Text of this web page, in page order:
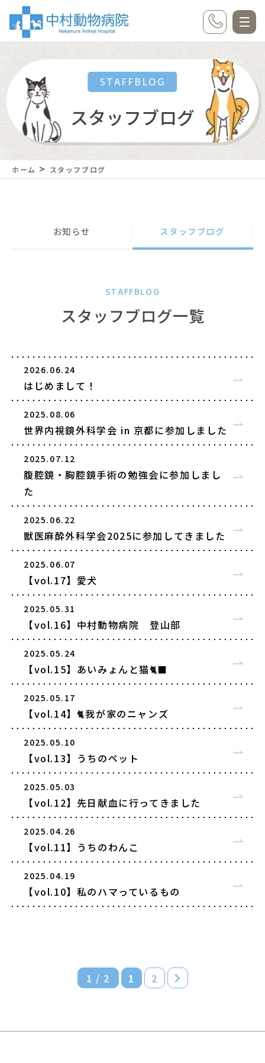
スタッフブログ
STAFFBLOG
ホーム > スタッフブログ
お知らせ スタッフブログ
スタッフブログ一覧
STAFFBLOG
2026.06.24
はじめまして！
2025.08.06
世界内視鏡外科学会 in 京都に参加しました
2025.07.12
腹腔鏡・胸腔鏡手術の勉強会に参加しまし
た
2025.06.22
獣医麻酔外科学会2025に参加してきました
2025.06.07
【vol.17】愛犬
2025.05.31
【vol.16】中村動物病院 登山部
2025.05.24
【vol.15】あいみょんと猫🐈‍⬛
2025.05.17
【vol.14】🐈我が家のニャンズ
2025.05.10
【vol.13】うちのペット
2025.05.03
【vol.12】先日献血に行ってきました
2025.04.26
【vol.11】うちのわんこ
2025.04.19
【vol.10】私のハマっているもの
1 / 2 1 2